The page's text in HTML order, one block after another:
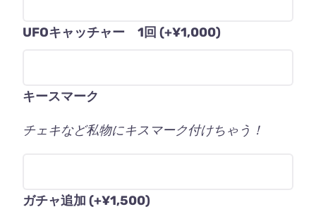
UFOキャッチャー 1回 (+¥1,000)
キースマーク
チェキなど私物にキスマーク付けちゃう！
ガチャ追加 (+¥1,500)